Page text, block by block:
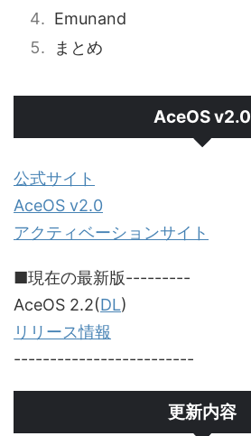
Emunand
まとめ
AceOS v2.0
公式サイト
AceOS v2.0
アクティベーションサイト
■現在の最新版---------
AceOS 2.2(DL)
リリース情報
-------------------------
更新内容